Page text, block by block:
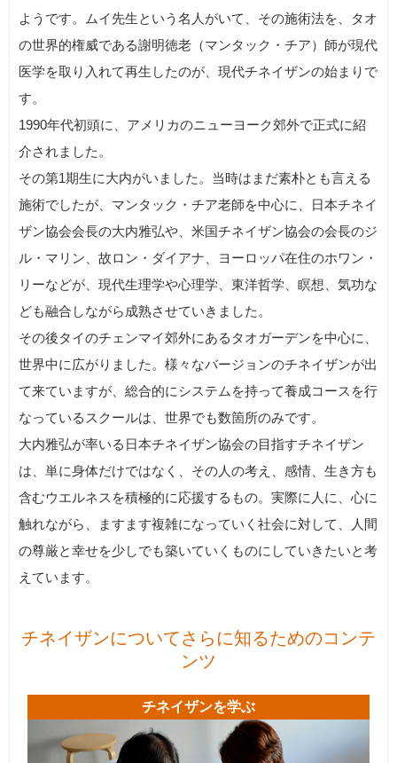
ようです。ムイ先生という名人がいて、その施術法を、タオ
の世界的権威である謝明徳老（マンタック・チア）師が現代
医学を取り入れて再生したのが、現代チネイザンの始まりで
す。
1990年代初頭に、アメリカのニューヨーク郊外で正式に紹
介されました。
その第1期生に大内がいました。当時はまだ素朴とも言える
施術でしたが、マンタック・チア老師を中心に、日本チネイ
ザン協会会長の大内雅弘や、米国チネイザン協会の会長のジ
ル・マリン、故ロン・ダイアナ、ヨーロッパ在住のホワン・
リーなどが、現代生理学や心理学、東洋哲学、瞑想、気功な
ども融合しながら成熟させていきました。
その後タイのチェンマイ郊外にあるタオガーデンを中心に、
世界中に広がりました。様々なバージョンのチネイザンが出
て来ていますが、総合的にシステムを持って養成コースを行
なっているスクールは、世界でも数箇所のみです。
大内雅弘が率いる日本チネイザン協会の目指すチネイザン
は、単に身体だけではなく、その人の考え、感情、生き方も
含むウエルネスを積極的に応援するもの。実際に人に、心に
触れながら、ますます複雑になっていく社会に対して、人間
の尊厳と幸せを少しでも築いていくものにしていきたいと考
えています。
チネイザンについてさらに知るためのコンテ
ンツ
チネイザンを学ぶ